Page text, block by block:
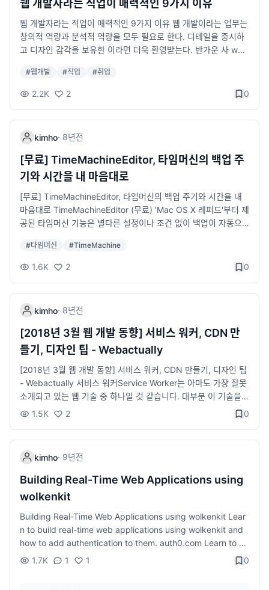
웹 개발자라는 직업이 매력적인 9가지 이유
웹 개발자라는 직업이 매력적인 9가지 이유 웹 개발이라는 업무는
창의적 역량과 분석적 역량을 모두 필요로 한다. 디테일을 중시하
고 디자인 감각을 보유한 이라면 더욱 환영받는다. 반가운 사 ww
공부해보시라고 권장드립니다.ㅎ
#웹개발 #직업 #취업
2.2K 2 0
kimho· 8년전
[무료] TimeMachineEditor, 타임머신의 백업 주
기와 시간을 내 마음대로
[무료] TimeMachineEditor, 타임머신의 백업 주기와 시간을 내
마음대로 TimeMachineEditor (무료) 'Mac OS X 레퍼드'부터 제
공된 타임머신 기능은 별다른 설정이나 조건 없이 백업이 자동으
백업을 완료하기만 하면 나중에 추가된 데이터에 대해서만 증감
백업이 이뤄지기 때문에 백업 시간도 크게 단축되며 타임머신으로
해 낸 기능이라고 해도 과언이 아니지만 1시간마다 자동으로 이루
어지는 백업이 때에 따라서 다소 불편할 수도 있습니다. 아이맥의
경우에는 해당되지 않지만 맥북을 들고 외출을 해야 하는데 타임
머신의 백업이 시작되면 눈치 없는 타임머신의 '성실함'이 살짝
미.. macnews.tistory.com TimeMachineEditor (무료) 'Mac
OS X 레퍼드'부터 제공된 타임머신 기능은 별다른 설정이나 조건
없이 백업이 자동으로 이뤄진다는 점에서 매우 편리하고 유용한
기능입니다. 첫 번째 백업을 완료하기만 하면 나....
#타임머신 #TimeMachine
1.6K 2 0
kimho· 8년전
[2018년 3월 웹 개발 동향] 서비스 워커, CDN 만
들기, 디자인 팁 - Webactually
[2018년 3월 웹 개발 동향] 서비스 워커, CDN 만들기, 디자인 팁
- Webactually 서비스 워커Service Worker는 아마도 가장 잘못
소개되고 있는 웹 기술 중 하나일 것 같습니다. 대부분 이 기술을
논할 때 오프라인 모드에서 앱을 사용하는 방법에 관한 이야기만
매주 새로 보는 것 같네요. 예를 들어 이달에는 서비스 워커를 사용
해서 […] webactually.com
1.5K 2 0
kimho· 9년전
Building Real-Time Web Applications using
wolkenkit
Building Real-Time Web Applications using wolkenkit Lear
n to build real-time web applications using wolkenkit and
how to add authentication to them. auth0.com Learn to bu
ild real-time web applications using wolkenkit and how to
1.7K 1 1 0